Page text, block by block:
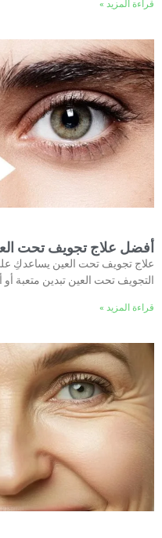
قراءة المزيد »
أفضل علاج تجويف تحت العين
علاج تجويف تحت العين يساعدكِ
التجويف تحت العين تبدين متعبة أو
قراءة المزيد »